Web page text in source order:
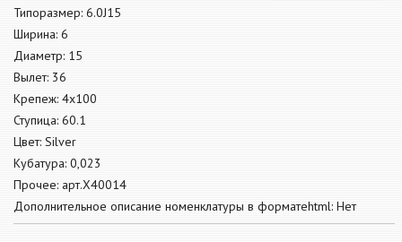
Типоразмер: 6.0J15
Ширина: 6
Диаметр: 15
Вылет: 36
Крепеж: 4x100
Ступица: 60.1
Цвет: Silver
Кубатура: 0,023
Прочее: арт.X40014
Дополнительное описание номенклатуры в форматеhtml: Нет